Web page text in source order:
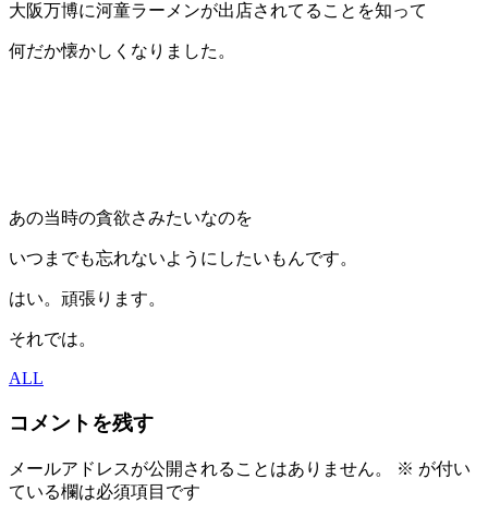
大阪万博に河童ラーメンが出店されてることを知って
何だか懐かしくなりました。
あの当時の貪欲さみたいなのを
いつまでも忘れないようにしたいもんです。
はい。頑張ります。
それでは。
ALL
コメントを残す
メールアドレスが公開されることはありません。 ※ が付い
ている欄は必須項目です